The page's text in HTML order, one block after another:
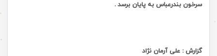
سرخون بندرعباس به پایان برسد .
گزارش : علی آرمان نژاد